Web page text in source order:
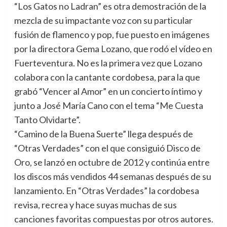
“Los Gatos no Ladran” es otra demostración de la
mezcla de su impactante voz con su particular
fusión de flamenco y pop, fue puesto en imágenes
por la directora Gema Lozano, que rodó el vídeo en
Fuerteventura. No es la primera vez que Lozano
colabora con la cantante cordobesa, para la que
grabó “Vencer al Amor” en un concierto íntimo y
junto a José María Cano con el tema “Me Cuesta
Tanto Olvidarte”.
“Camino de la Buena Suerte” llega después de
“Otras Verdades” con el que consiguió Disco de
Oro, se lanzó en octubre de 2012 y continúa entre
los discos más vendidos 44 semanas después de su
lanzamiento. En “Otras Verdades” la cordobesa
revisa, recrea y hace suyas muchas de sus
canciones favoritas compuestas por otros autores.